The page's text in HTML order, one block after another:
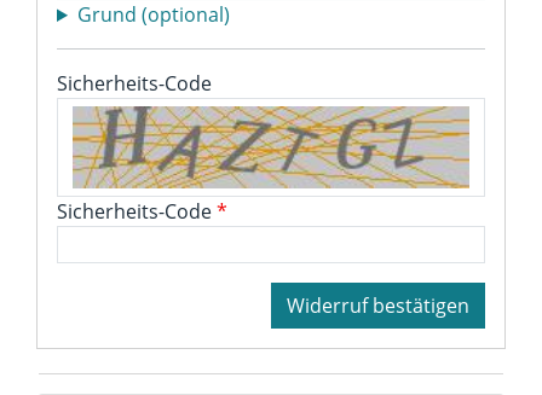
Grund (optional)
Sicherheits-Code
Sicherheits-Code*
Widerruf bestätigen